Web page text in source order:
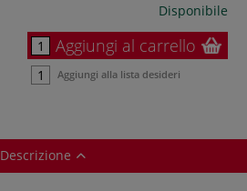
Disponibile
Aggiungi al carrello
Aggiungi alla lista desideri
Descrizione